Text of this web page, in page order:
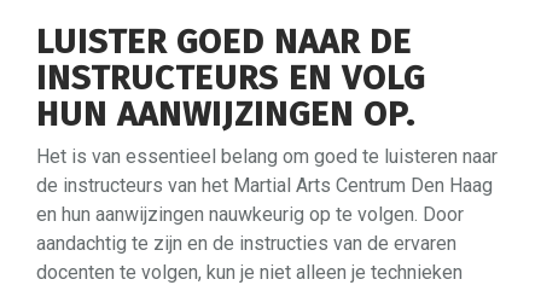
LUISTER GOED NAAR DE
INSTRUCTEURS EN VOLG
HUN AANWIJZINGEN OP.
Het is van essentieel belang om goed te luisteren naar
de instructeurs van het Martial Arts Centrum Den Haag
en hun aanwijzingen nauwkeurig op te volgen. Door
aandachtig te zijn en de instructies van de ervaren
docenten te volgen, kun je niet alleen je technieken